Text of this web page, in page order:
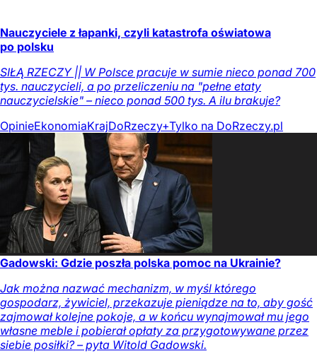
Nauczyciele z łapanki, czyli katastrofa oświatowa
po polsku
SIŁĄ RZECZY || W Polsce pracuje w sumie nieco ponad 700
tys. nauczycieli, a po przeliczeniu na "pełne etaty
nauczycielskie" – nieco ponad 500 tys. A ilu brakuje?
OpinieEkonomiaKrajDoRzeczy+Tylko na DoRzeczy.pl
Gadowski: Gdzie poszła polska pomoc na Ukrainie?
Jak można nazwać mechanizm, w myśl którego
gospodarz, żywiciel, przekazuje pieniądze na to, aby gość
zajmował kolejne pokoje, a w końcu wynajmował mu jego
własne meble i pobierał opłaty za przygotowywane przez
siebie posiłki? – pyta Witold Gadowski.